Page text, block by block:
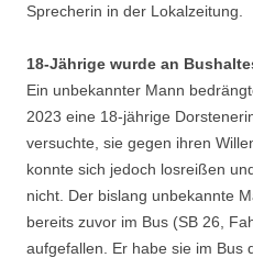
Sprecherin in der Lokalzeitung.
18-Jährige wurde an
Ein unbekannter Mann
2023 eine 18-jährige
versuchte, sie gegen ihren
konnte sich jedoch losreißen
nicht. Der bislang unbekannte
bereits zuvor im Bus (SB 26,
aufgefallen. Er habe sie im Bus